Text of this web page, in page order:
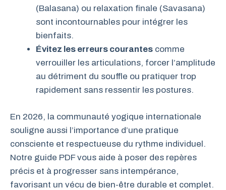
(Balasana) ou relaxation finale (Savasana)
sont incontournables pour intégrer les
bienfaits.
Évitez les erreurs courantes comme
verrouiller les articulations, forcer l’amplitude
au détriment du souffle ou pratiquer trop
rapidement sans ressentir les postures.
En 2026, la communauté yogique internationale
souligne aussi l’importance d’une pratique
consciente et respectueuse du rythme individuel.
Notre guide PDF vous aide à poser des repères
précis et à progresser sans intempérance,
favorisant un vécu de bien-être durable et complet.